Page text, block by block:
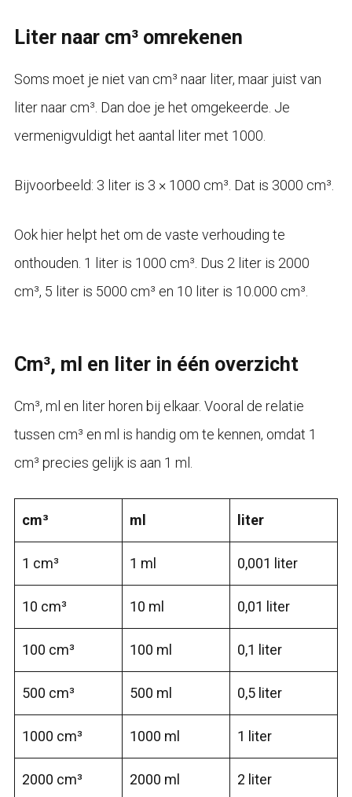
Liter naar cm³ omrekenen
Soms moet je niet van cm³ naar liter, maar juist van
liter naar cm³. Dan doe je het omgekeerde. Je
vermenigvuldigt het aantal liter met 1000.
Bijvoorbeeld: 3 liter is 3 × 1000 cm³. Dat is 3000 cm³.
Ook hier helpt het om de vaste verhouding te
onthouden. 1 liter is 1000 cm³. Dus 2 liter is 2000
cm³, 5 liter is 5000 cm³ en 10 liter is 10.000 cm³.
Cm³, ml en liter in één overzicht
Cm³, ml en liter horen bij elkaar. Vooral de relatie
tussen cm³ en ml is handig om te kennen, omdat 1
cm³ precies gelijk is aan 1 ml.
cm³ ml liter
1 cm³ 1 ml 0,001 liter
10 cm³ 10 ml 0,01 liter
100 cm³ 100 ml 0,1 liter
500 cm³ 500 ml 0,5 liter
1000 cm³ 1000 ml 1 liter
2000 cm³ 2000 ml 2 liter